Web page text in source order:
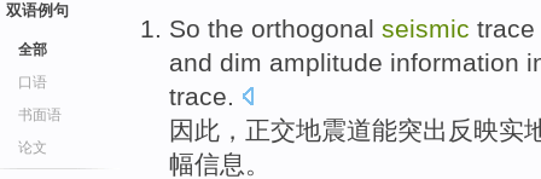
双语例句
全部
口语
书面语
论文
So the orthogonal seismic trace
and dim amplitude information
trace.
因此 ， 正交地震道能突出 反映实
幅信息。